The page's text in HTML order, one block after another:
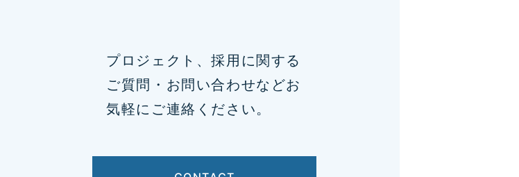
プロジェクト、採用に関する
ご質問・お問い合わせなどお
気軽にご連絡ください。